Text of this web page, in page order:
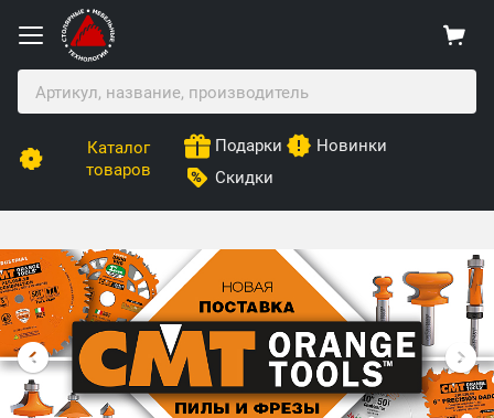
Каталог
товаров
Подарки
Новинки
Скидки
Столярные Мебельные Технологии